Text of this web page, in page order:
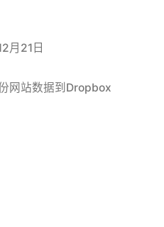
月21日
网站数据到Dropbox